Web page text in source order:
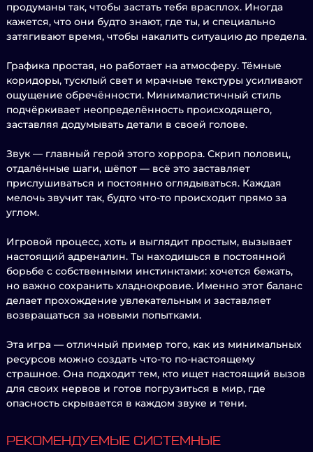
продуманы так, чтобы застать тебя врасплох. Иногда
кажется, что они будто знают, где ты, и специально
затягивают время, чтобы накалить ситуацию до предела.
Графика простая, но работает на атмосферу. Тёмные
коридоры, тусклый свет и мрачные текстуры усиливают
ощущение обречённости. Минималистичный стиль
подчёркивает неопределённость происходящего,
заставляя додумывать детали в своей голове.
Звук — главный герой этого хоррора. Скрип половиц,
отдалённые шаги, шёпот — всё это заставляет
прислушиваться и постоянно оглядываться. Каждая
мелочь звучит так, будто что-то происходит прямо за
углом.
Игровой процесс, хоть и выглядит простым, вызывает
настоящий адреналин. Ты находишься в постоянной
борьбе с собственными инстинктами: хочется бежать,
но важно сохранить хладнокровие. Именно этот баланс
делает прохождение увлекательным и заставляет
возвращаться за новыми попытками.
Эта игра — отличный пример того, как из минимальных
ресурсов можно создать что-то по-настоящему
страшное. Она подходит тем, кто ищет настоящий вызов
для своих нервов и готов погрузиться в мир, где
опасность скрывается в каждом звуке и тени.
РЕКОМЕНДУЕМЫЕ СИСТЕМНЫЕ